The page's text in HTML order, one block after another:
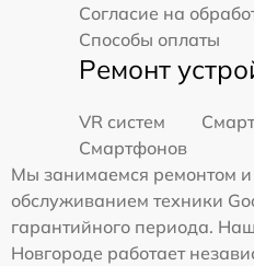
Согласие на
Способы оплаты
Ремонт
VR систем
Смартфонов
Мы занимаемся ремонтом и
обслуживанием техники
гарантийного периода.
Новгороде работает